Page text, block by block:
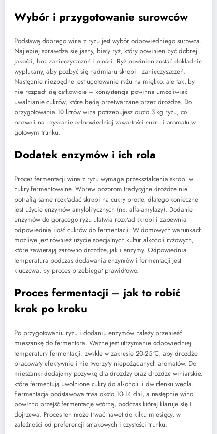
Wybór i przygotowanie surowców
Podstawą dobrego wina z ryżu jest wybór odpowiedniego surowca.
Najlepiej sprawdza się jasny, biały ryż, który powinien być dobrej
jakości, bez zanieczyszczeń i pleśni. Ryż powinien zostać dokładnie
wypłukany, aby pozbyć się nadmiaru skrobi i zanieczyszczeń.
Następnie niezbędne jest ugotowanie ryżu na miękko, ale tak, by
nie rozpadł się całkowicie – konsystencja powinna umożliwiać
uwalnianie cukrów, które będą przetwarzane przez drożdże. Do
przygotowania 10 litrów wina potrzebujesz około 3 kg ryżu, co
pozwoli na uzyskanie odpowiedniej zawartości cukru i aromatu w
gotowym trunku.
Dodatek enzymów i ich rola
Proces fermentacji wina z ryżu wymaga przekształcenia skrobi w
cukry fermentowalne. Wbrew pozorom tradycyjne drożdże nie
potrafią same rozkładać skrobi na cukry proste, dlatego konieczne
jest użycie enzymów amylolitycznych (np. alfa-amylazy). Dodanie
enzymów do gorącego ryżu ułatwia rozkład skrobi i zapewnia
odpowiednią ilość cukrów do fermentacji. W domowych warunkach
możliwe jest również użycie specjalnych kultur alkoholi ryżowych,
które zawierają zarówno drożdże, jak i enzymy. Odpowiednia
temperatura podczas dodawania enzymów i fermentacji jest
kluczowa, by proces przebiegał prawidłowo.
Proces fermentacji – jak to robić
krok po kroku
Po przygotowaniu ryżu i dodaniu enzymów należy przenieść
mieszankę do fermentora. Ważne jest utrzymanie odpowiedniej
temperatury fermentacji, zwykle w zakresie 20-25°C, aby drożdże
pracowały efektywnie i nie tworzyły niepożądanych aromatów. Do
mieszanki dodajemy pożywkę dla drożdży oraz drożdże winiarskie,
które fermentują uwolnione cukry do alkoholu i dwutlenku węgla.
Fermentacja podstawowa trwa około 10-14 dni, a następnie wino
powinno przejść fermentację wtórną, podczas której klaruje się i
dojrzewa. Proces ten może trwać nawet do kilku miesięcy, w
zależności od preferencji smakowych i czystości trunku.